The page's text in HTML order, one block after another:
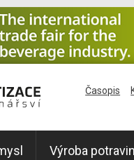
Výroba potravin
Časopis